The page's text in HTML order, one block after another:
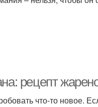
рецепт
что-то новое.